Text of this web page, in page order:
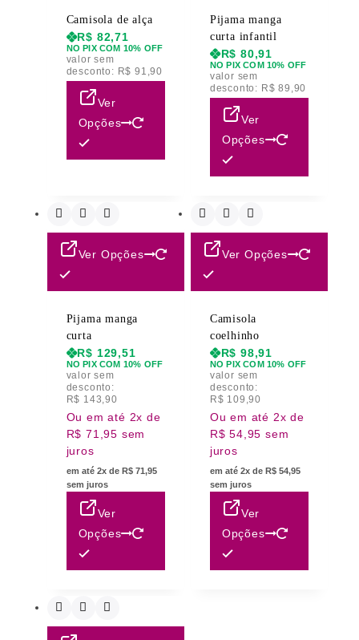
Camisola de alça
R$ 82,71
NO PIX COM 10% OFF
valor sem
desconto: R$ 91,90
Ver
Opções
Pijama manga
curta infantil
R$ 80,91
NO PIX COM 10% OFF
valor sem
desconto: R$ 89,90
Ver
Opções
Ver Opções
Pijama manga
curta
R$ 129,51
NO PIX COM 10% OFF
valor sem
desconto:
R$ 143,90
Ou em até 2x de
R$ 71,95 sem
juros
em até 2x de R$ 71,95
sem juros
Ver
Opções
Ver Opções
Camisola
coelhinho
R$ 98,91
NO PIX COM 10% OFF
valor sem
desconto:
R$ 109,90
Ou em até 2x de
R$ 54,95 sem
juros
em até 2x de R$ 54,95
sem juros
Ver
Opções